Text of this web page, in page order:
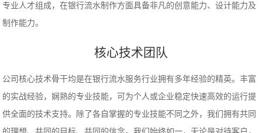
专业人才组成，在银行流水制作方面具备非凡的创意能力、设计能力及
制作能力。
核心技术团队
公司核心技术骨干均是在银行流水服务行业拥有多年经验的精英。丰富
的实战经验，娴熟的专业技能，可为个人或企业稳定快速高效的运行提
供全面的技术支持。除了各自掌握的专业技能不同之外，我们拥有共同